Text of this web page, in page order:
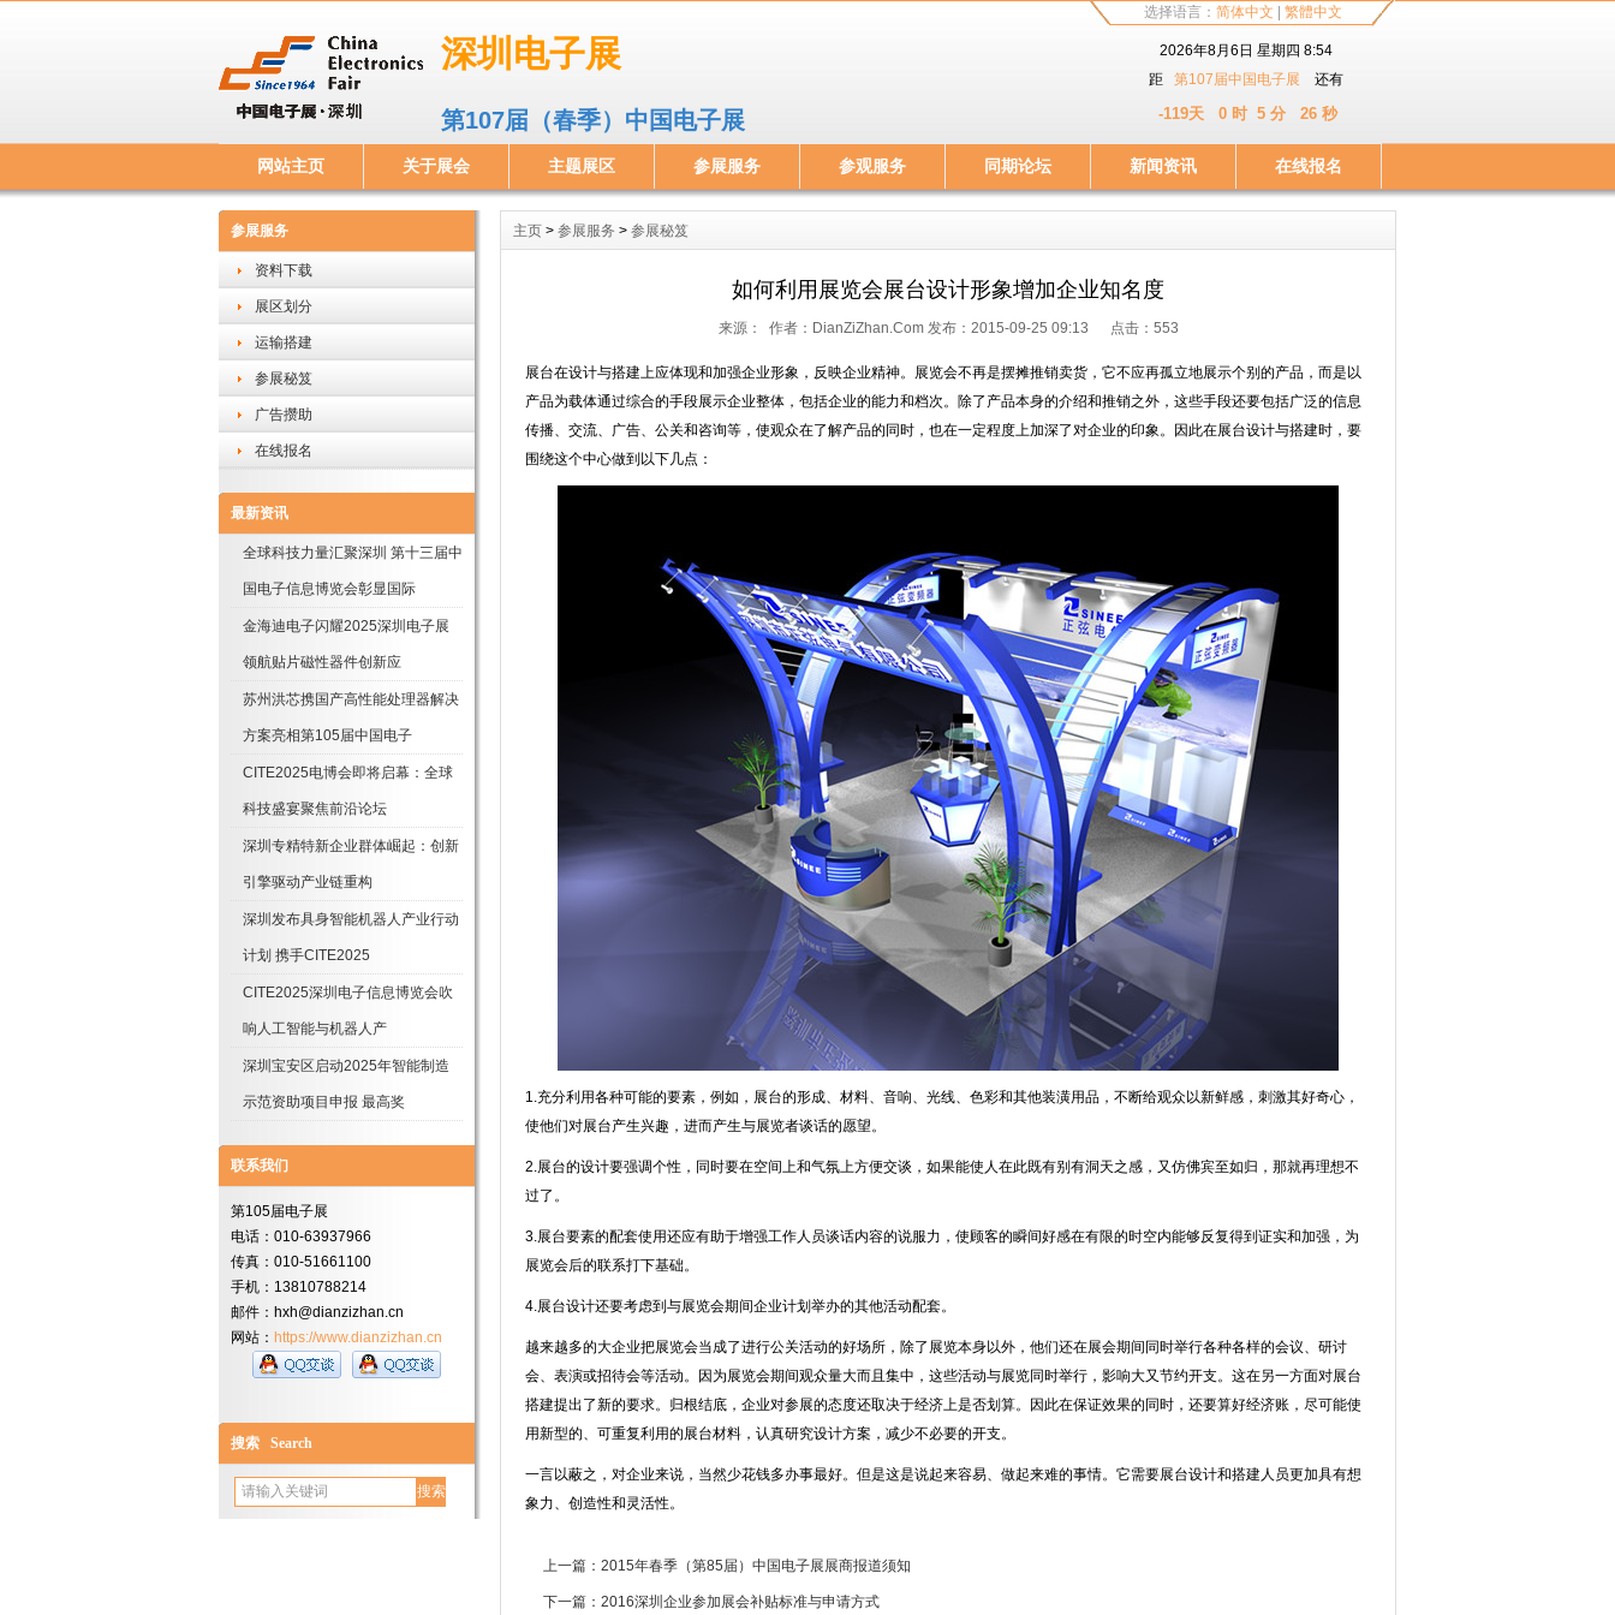
选择语言： 简体中文 繁體中文
深圳电子展
第107届（春季）中国电子展
2026年8月 6 日 星期四 8:54
距 第107届中国电子展 还有
-119天 0 时 5 分 26 秒
网站主页 关于展会 主题展区 参展服务 参观服务 同期论坛 新闻资讯 在线报名
参展服务
资料下载
展区划分
运输搭建
参展秘笈
广告攒助
在线报名
最新资讯
全球科技力量汇聚深圳 第十三届中
国电子信息博览会彰显国际
金海迪电子闪耀2025深圳电子展
领航贴片磁性器件创新应
苏州洪芯携国产高性能处理器解决
方案亮相第105届中国电子
CITE2025电博会即将启幕：全球
科技盛宴聚焦前沿论坛
深圳专精特新企业群体崛起：创新
引擎驱动产业链重构
深圳发布具身智能机器人产业行动
计划 携手CITE2025
CITE2025深圳电子信息博览会吹
响人工智能与机器人产
深圳宝安区启动2025年智能制造
示范资助项目申报 最高奖
联系我们
第105届电子展
电话：010-63937966
传真：010-51661100
手机：13810788214
邮件：hxh@dianzizhan.cn
网站： https://www.dianzizhan.cn
搜索 Search
主页 > 参展服务 > 参展秘笈
如何利用展览会展台设计形象增加企业知名度
来源： 作者：DianZiZhan.Com 发布：2015-09-25 09:13 点击： 553
展台在设计与搭建上应体现和加强企业形象，反映企业精神。展览会不再是摆摊推销卖货，它不应再孤立地展示个别的产品，而是以
产品为载体通过综合的手段展示企业整体，包括企业的能力和档次。除了产品本身的介绍和推销之外，这些手段还要包括广泛的信息
传播、交流、广告、公关和咨询等，使观众在了解产品的同时，也在一定程度上加深了对企业的印象。因此在展台设计与搭建时，要
围绕这个中心做到以下几点：
1.充分利用各种可能的要素，例如，展台的形成、材料、音响、光线、色彩和其他装潢用品，不断给观众以新鲜感，刺激其好奇心，
使他们对展台产生兴趣，进而产生与展览者谈话的愿望。
2.展台的设计要强调个性，同时要在空间上和气氛上方便交谈，如果能使人在此既有别有洞天之感，又仿佛宾至如归，那就再理想不
过了。
3.展台要素的配套使用还应有助于增强工作人员谈话内容的说服力，使顾客的瞬间好感在有限的时空内能够反复得到证实和加强，为
展览会后的联系打下基础。
4.展台设计还要考虑到与展览会期间企业计划举办的其他活动配套。
越来越多的大企业把展览会当成了进行公关活动的好场所，除了展览本身以外，他们还在展会期间同时举行各种各样的会议、研讨
会、表演或招待会等活动。因为展览会期间观众量大而且集中，这些活动与展览同时举行，影响大又节约开支。这在另一方面对展台
搭建提出了新的要求。归根结底，企业对参展的态度还取决于经济上是否划算。因此在保证效果的同时，还要算好经济账，尽可能使
用新型的、可重复利用的展台材料，认真研究设计方案，减少不必要的开支。
一言以蔽之，对企业来说，当然少花钱多办事最好。但是这是说起来容易、做起来难的事情。它需要展台设计和搭建人员更加具有想
象力、创造性和灵活性。
上一篇：2015年春季（第85届）中国电子展展商报道须知
下一篇：2016深圳企业参加展会补贴标准与申请方式